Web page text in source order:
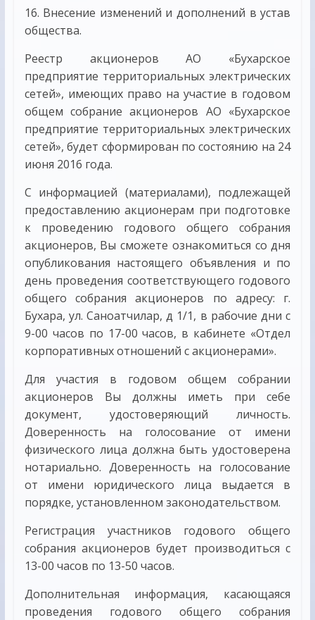
16. Внесение изменений и дополнений в устав
общества.
Реестр акционеров АО «Бухарское
предприятие территориальных электрических
сетей», имеющих право на участие в годовом
общем собрание акционеров АО «Бухарское
предприятие территориальных электрических
сетей», будет сформирован по состоянию на 24
июня 2016 года.
С информацией (материалами), подлежащей
предоставлению акционерам при подготовке
к проведению годового общего собрания
акционеров, Вы сможете ознакомиться со дня
опубликования настоящего объявления и по
день проведения соответствующего годового
общего собрания акционеров по адресу: г.
Бухара, ул. Саноатчилар, д 1/1, в рабочие дни с
9-00 часов по 17-00 часов, в кабинете «Отдел
корпоративных отношений с акционерами».
Для участия в годовом общем собрании
акционеров Вы должны иметь при себе
документ, удостоверяющий личность.
Доверенность на голосование от имени
физического лица должна быть удостоверена
нотариально. Доверенность на голосование
от имени юридического лица выдается в
порядке, установленном законодательством.
Регистрация участников годового общего
собрания акционеров будет производиться с
13-00 часов по 13-50 часов.
Дополнительная информация, касающаяся
проведения годового общего собрания